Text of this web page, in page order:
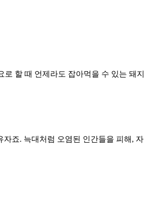
할 때 언제라도 잡아먹을 수 있는 돼지
죠. 늑대처럼 오염된 인간들을 피해, 자